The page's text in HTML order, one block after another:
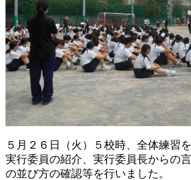
５月２６日（火）５校時、全体練習
実行委員の紹介、実行委員長からの
の並び方の確認等を行いました。